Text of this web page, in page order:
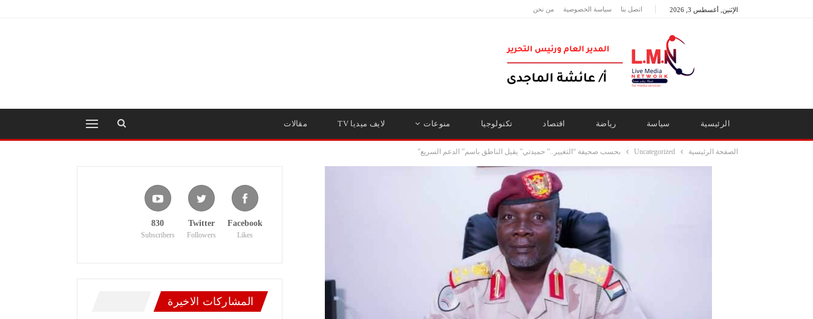
الإثنين, أغسطس 3, 2026 اتصل بنا سياسة الخصوصية من نحن
الرئيسية سياسة رياضة اقتصاد تكنولوجيا منوعات لايف ميديا TV مقالات
الصفحة الرئيسية Uncategorized بحسب صحيفة “التغيير..” حميدتي” يقيل الناطق باسم” الدعم السريع”
Facebook
Likes
Twitter
Followers
830
Subscribers
المشاركات الاخيرة